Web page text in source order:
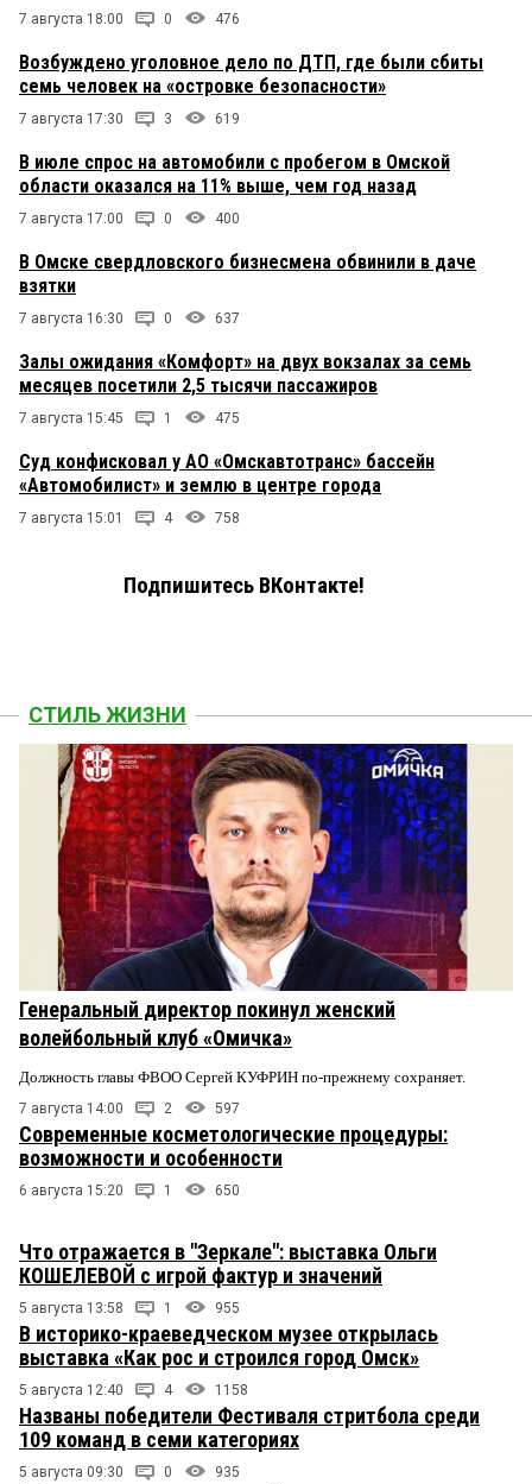
7 августа 18:00 0 476
Возбуждено уголовное дело по ДТП, где были сбиты
семь человек на «островке безопасности»
7 августа 17:30 3 619
В июле спрос на автомобили с пробегом в Омской
области оказался на 11% выше, чем год назад
7 августа 17:00 0 400
В Омске свердловского бизнесмена обвинили в даче
взятки
7 августа 16:30 0 637
Залы ожидания «Комфорт» на двух вокзалах за семь
месяцев посетили 2,5 тысячи пассажиров
7 августа 15:45 1 475
Суд конфисковал у АО «Омскавтотранс» бассейн
«Автомобилист» и землю в центре города
7 августа 15:01 4 758
Подпишитесь ВКонтакте!
СТИЛЬ ЖИЗНИ
Генеральный директор покинул женский
волейбольный клуб «Омичка»
Должность главы ФВОО Сергей КУФРИН по-прежнему сохраняет.
7 августа 14:00 2 597
Современные косметологические процедуры:
возможности и особенности
6 августа 15:20 1 650
Что отражается в "Зеркале": выставка Ольги
КОШЕЛЕВОЙ с игрой фактур и значений
5 августа 13:58 1 955
В историко-краеведческом музее открылась
выставка «Как рос и строился город Омск»
5 августа 12:40 4 1158
Названы победители Фестиваля стритбола среди
109 команд в семи категориях
5 августа 09:30 0 935